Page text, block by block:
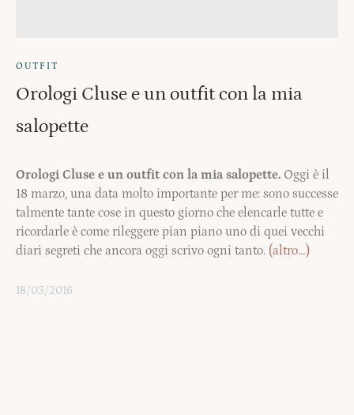
OUTFIT
Orologi Cluse e un outfit con la mia
salopette
Orologi Cluse e un outfit con la mia salopette. Oggi è il
18 marzo, una data molto importante per me: sono successe
talmente tante cose in questo giorno che elencarle tutte e
ricordarle è come rileggere pian piano uno di quei vecchi
diari segreti che ancora oggi scrivo ogni tanto. (altro…)
18/03/2016